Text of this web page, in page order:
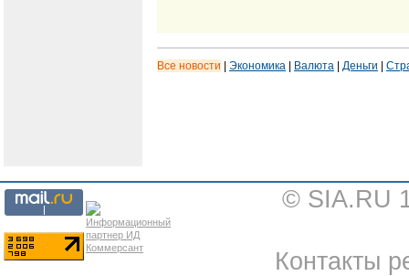
Все новости Экономика Валюта Деньги
© SIA.RU
Контакты